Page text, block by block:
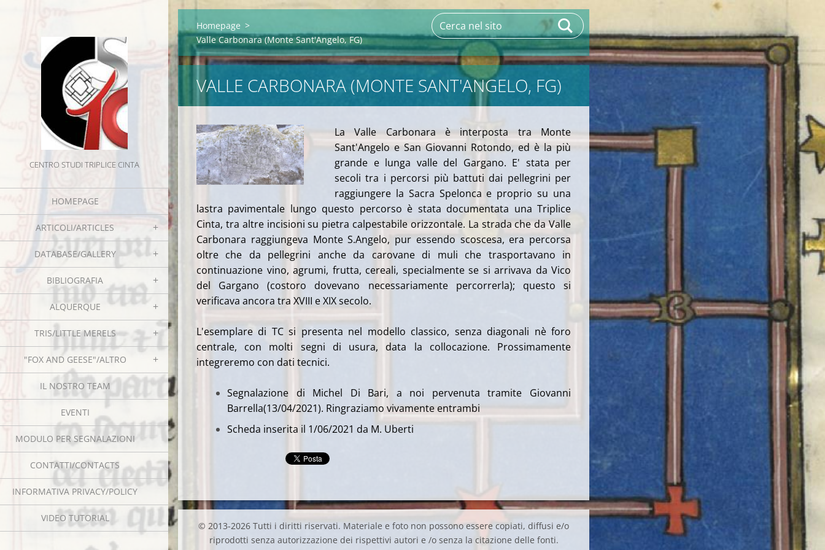
CENTRO STUDI TRIPLICE CINTA
HOMEPAGE
ARTICOLI/ARTICLES
DATABASE/GALLERY
BIBLIOGRAFIA
ALQUERQUE
TRIS/LITTLE MERELS
"FOX AND GEESE"/ALTRO
IL NOSTRO TEAM
EVENTI
MODULO PER SEGNALAZIONI
CONTATTI/CONTACTS
INFORMATIVA PRIVACY/POLICY
VIDEO TUTORIAL
Homepage >
Valle Carbonara (Monte Sant'Angelo, FG)
VALLE CARBONARA (MONTE SANT'ANGELO, FG)
La Valle Carbonara è interposta tra Monte
Sant'Angelo e San Giovanni Rotondo, ed è la più
grande e lunga valle del Gargano. E' stata per
secoli tra i percorsi più battuti dai pellegrini per
raggiungere la Sacra Spelonca e proprio su una
lastra pavimentale lungo questo percorso è stata documentata una Triplice
Cinta, tra altre incisioni su pietra calpestabile orizzontale. La strada che da Valle
Carbonara raggiungeva Monte S.Angelo, pur essendo scoscesa, era percorsa
oltre che da pellegrini anche da carovane di muli che trasportavano in
continuazione vino, agrumi, frutta, cereali, specialmente se si arrivava da Vico
del Gargano (costoro dovevano necessariamente percorrerla); questo si
verificava ancora tra XVIII e XIX secolo.
L'esemplare di TC si presenta nel modello classico, senza diagonali nè foro
centrale, con molti segni di usura, data la collocazione. Prossimamente
integreremo con dati tecnici.
Segnalazione di Michel Di Bari, a noi pervenuta tramite Giovanni
Barrella(13/04/2021). Ringraziamo vivamente entrambi
Scheda inserita il 1/06/2021 da M. Uberti
© 2013-2026 Tutti i diritti riservati. Materiale e foto non possono essere copiati, diffusi e/o
riprodotti senza autorizzazione dei rispettivi autori e /o senza la citazione delle fonti.